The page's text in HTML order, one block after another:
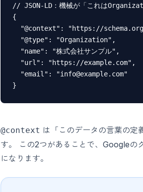
// JSON-LD：機械が「これは
{
"@context": "https://
"@type": "Organization",
  "name": "株式会社サンプル",
  "url": "https://example.com",
  "email": "info@example.com"
}
@context は「このデータの言葉の定
す。 この2つがあることで、Googleの
になります。